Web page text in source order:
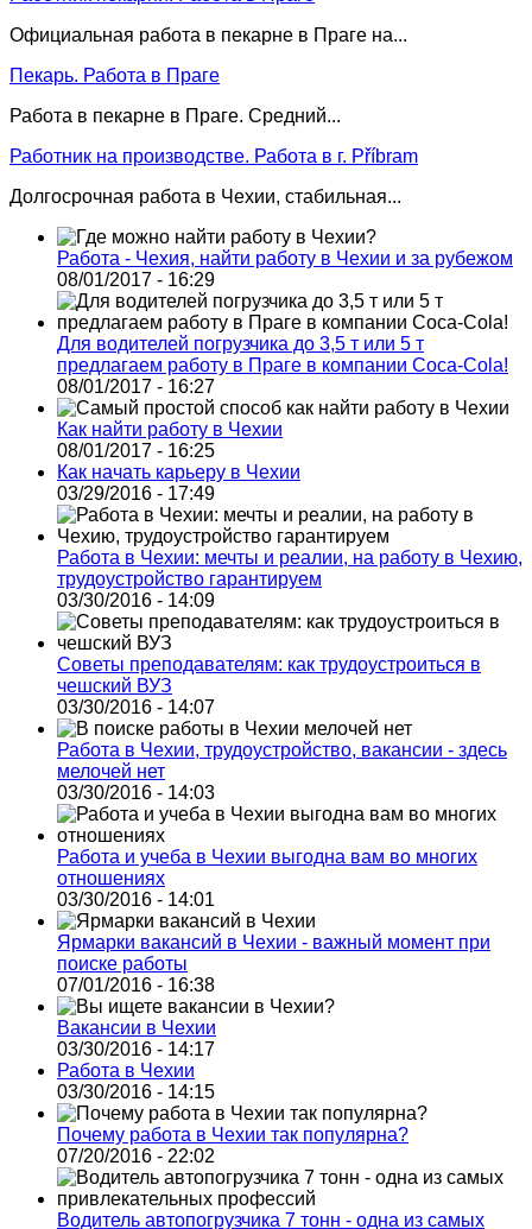
Официальная работа в пекарне в Праге на...
Пекарь. Работа в Праге
Работа в пекарне в Праге. Средний...
Работник на производстве. Работа в г. Příbram
Долгосрочная работа в Чехии, стабильная...
Работа - Чехия, найти работу в Чехии и за рубежом
08/01/2017 - 16:29
Для водителей погрузчика до 3,5 т или 5 т
предлагаем работу в Праге в компании Coca-Cola!
08/01/2017 - 16:27
Как найти работу в Чехии
08/01/2017 - 16:25
Как начать карьеру в Чехии
03/29/2016 - 17:49
Работа в Чехии: мечты и реалии, на работу в Чехию,
трудоустройство гарантируем
03/30/2016 - 14:09
Советы преподавателям: как трудоустроиться в
чешский ВУЗ
03/30/2016 - 14:07
Работа в Чехии, трудоустройство, вакансии - здесь
мелочей нет
03/30/2016 - 14:03
Работа и учеба в Чехии выгодна вам во многих
отношениях
03/30/2016 - 14:01
Ярмарки вакансий в Чехии - важный момент при
поиске работы
07/01/2016 - 16:38
Вакансии в Чехии
03/30/2016 - 14:17
Работа в Чехии
03/30/2016 - 14:15
Почему работа в Чехии так популярна?
07/20/2016 - 22:02
Водитель автопогрузчика 7 тонн - одна из самых